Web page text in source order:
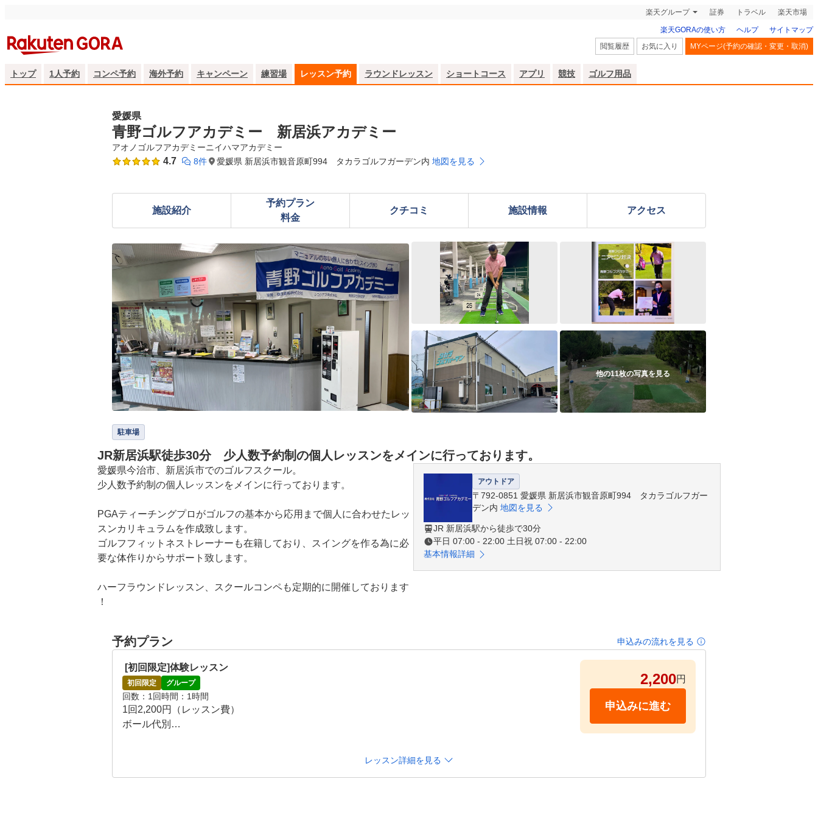
楽天グループ 証券 トラベル 楽天市場
楽天GORAの使い方 ヘルプ
サイトマップ
閲覧履歴
お気に入り MYページ(予約の確認・変更・取消)
トップ 1人予約 コンペ予約 海外予約 キャンペーン 練習場 レッスン予約 ラウンドレッスン ショートコース アプリ 競技 ゴルフ用品
愛媛県
青野ゴルフアカデミー 新居浜アカデミー
アオノゴルフアカデミーニイハマアカデミー
4.7 8件 愛媛県 新居浜市観音原町994 タカラゴルフガーデン内 地図を見る
施設紹介
予約プラン
料金
クチコミ 施設情報 アクセス
他の11枚の写真を見る
駐車場
JR新居浜駅徒歩30分 少人数予約制の個人レッスンをメインに行っております。
愛媛県今治市、新居浜市でのゴルフスクール。
少人数予約制の個人レッスンをメインに行っております。
PGAティーチングプロがゴルフの基本から応用まで個人に合わせたレッ
スンカリキュラムを作成致します。
ゴルフフィットネストレーナーも在籍しており、スイングを作る為に必
要な体作りからサポート致します。
ハーフラウンドレッスン、スクールコンペも定期的に開催しております
！
アウトドア
〒792-0851 愛媛県 新居浜市観音原町994 タカラゴルフガー
デン内 地図を見る
JR 新居浜駅から徒歩で30分
平日 07:00 - 22:00 土日祝 07:00 - 22:00
基本情報詳細
予約プラン 申込みの流れを見る
[初回限定]体験レッスン
初回限定 グループ
回数 1回時間 1時間
1回2,200円（レッスン費）
ボール代別
－－－－－－－－－－－－－－－－－－－－－－－－－－－－－－－－－－－－－－－－－－－－－－
レッスン詳細を見る
2,200円
申込みに進む